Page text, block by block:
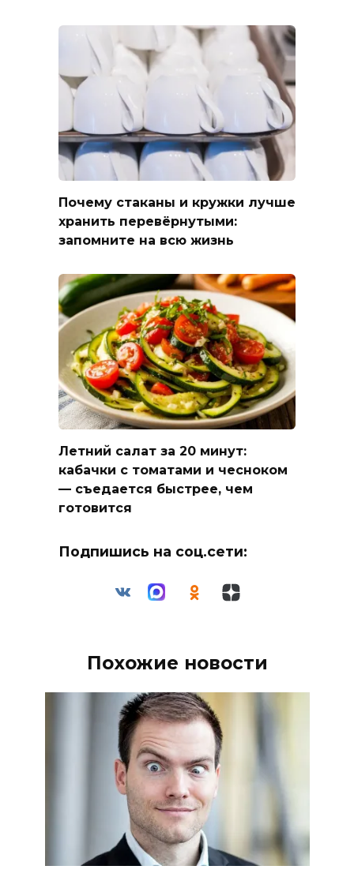
Почему стаканы и кружки лучше
хранить перевёрнутыми:
запомните на всю жизнь
Летний салат за 20 минут:
кабачки с томатами и чесноком
— съедается быстрее, чем
готовится
Подпишись на соц.сети:
Похожие новости